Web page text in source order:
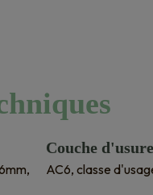
Couche d'usure
AC6, classe